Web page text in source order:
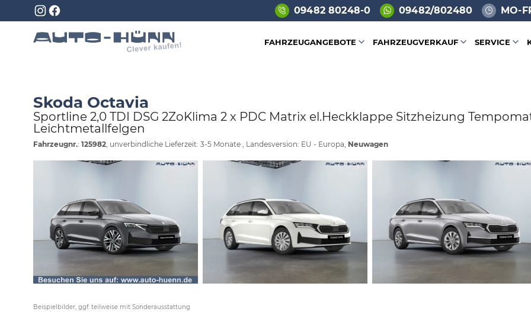
09482 80248-0 09482/802480 MO-
FAHRZEUGANGEBOTE FAHRZEUGVERKAUF SERVICE
Skoda Octavia
Sportline 2,0 TDI DSG 2ZoKlima 2 x PDC Matrix el.Heckklappe Sitzheizung
Leichtmetallfelgen
Fahrzeugnr.: 125982 , unverbindliche Lieferzeit: 3-5 Monate , Landesversion: EU - Europa, Neuwagen
Beispielbilder, ggf. teilweise mit Sonderausstattung